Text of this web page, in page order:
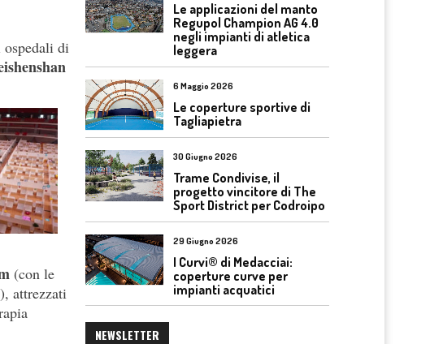
di
(con le
attrezzati
Le applicazioni del manto
Regupol Champion AG 4.0
negli impianti di atletica
leggera
6 Maggio 2026
Le coperture sportive di
Tagliapietra
30 Giugno 2026
Trame Condivise, il
progetto vincitore di The
Sport District per Codroipo
29 Giugno 2026
I Curvi® di Medacciai:
coperture curve per
impianti acquatici
NEWSLETTER